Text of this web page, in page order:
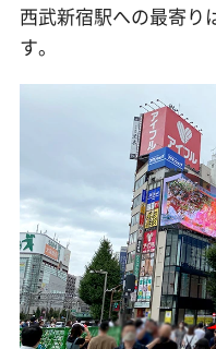
西武新宿駅への最寄り
す。